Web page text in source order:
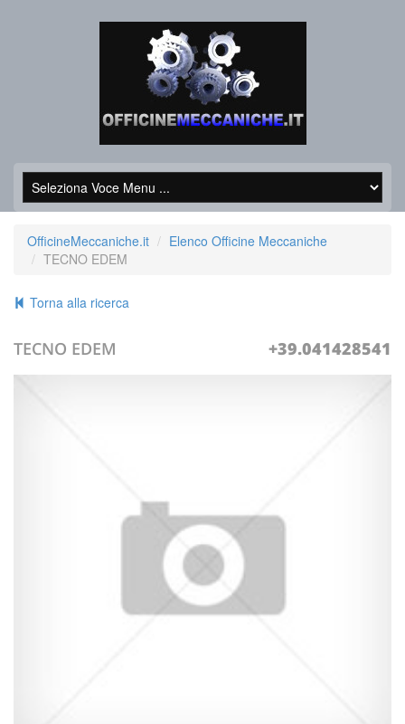
OfficineMeccaniche.it
Elenco Officine Meccaniche
TECNO EDEM
Torna alla ricerca
TECNO EDEM +39.041428541